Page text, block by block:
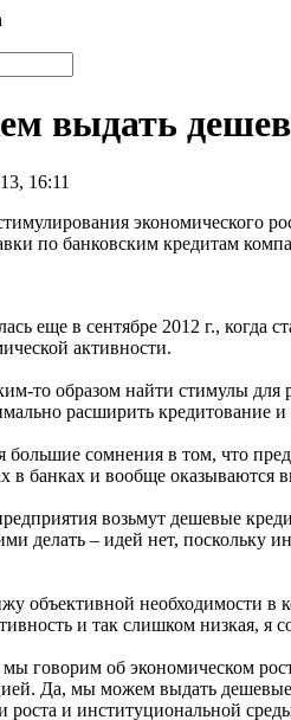
выдать
16:11
экономического
по банковским кредитам
еще в сентябре 2012 г., когда
активности.
то образом найти стимулы для
расширить
сомнения в том, что
в банках и вообще оказываются
возьмут дешевые
делать – идей нет, поскольку
объективной необходимости в
и так слишком низкая,
мы говорим об экономическом
Да, мы можем выдать
роста и институциональной